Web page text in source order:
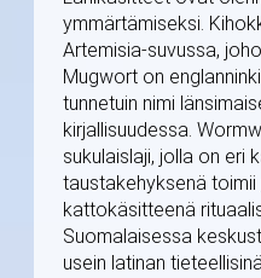
ymmärtämiseksi.
Artemisia-suvussa,
Mugwort on
tunnetuin nimi
kirjallisuudessa.
sukulaislaji, jolla on eri
taustakehyksenä toimii
kattokäsitteenä
Suomalaisessa
usein latinan